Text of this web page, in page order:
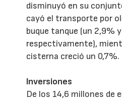
disminuyó en su
cayó el transporte por
buque tanque (un 2,9%
respectivamente),
cisterna creció un 0,7%.
Inversiones
De los 14,6 millones de